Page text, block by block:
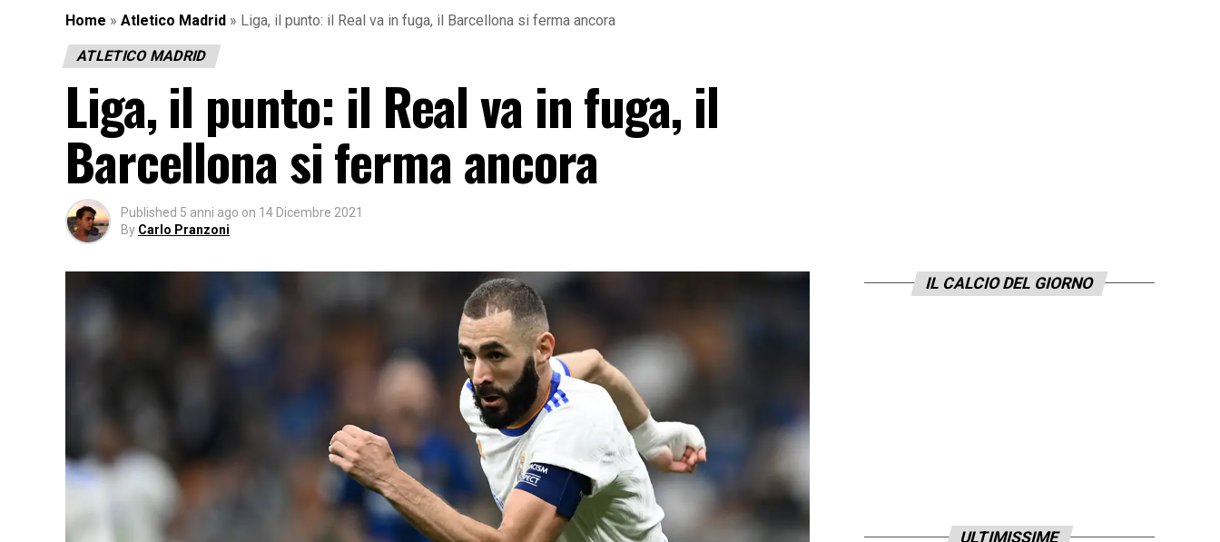
Home » Atletico Madrid » Liga, il punto: il Real va in fuga, il Barcellona si ferma ancora
ATLETICO MADRID
Liga, il punto: il Real va in fuga, il
Barcellona si ferma ancora
Published 5 anni ago on 14 Dicembre 2021
By Carlo Pranzoni
IL CALCIO DEL GIORNO
ULTIMISSIME